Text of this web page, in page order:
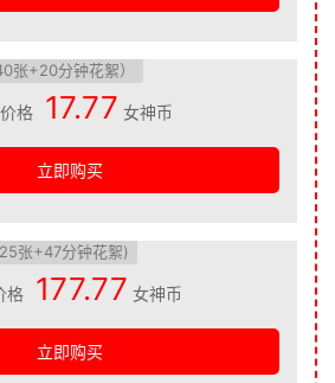
张+20分钟花絮）
格 17.77 女神币
立即购买
张+47分钟花絮)
格 177.77 女神币
立即购买